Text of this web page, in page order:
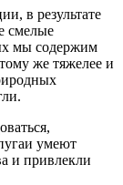
в результате
смелые
мы содержим
же тяжелее и
умеют
и привлекли